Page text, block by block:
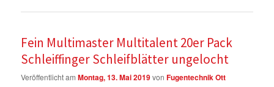
Fein Multimaster Multitalent 20er Pack
Schleiffinger Schleifblätter ungelocht
Veröffentlicht amMontag, 13. Mai 2019vonFugentechnik Ott